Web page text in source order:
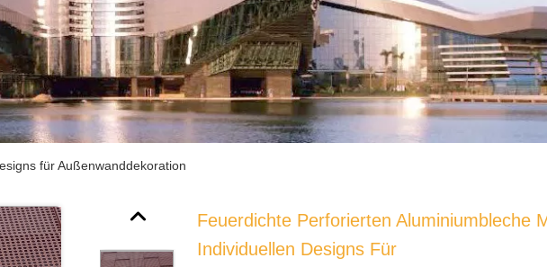
für Außenwanddekoration
Feuerdichte Perforierten Aluminiumbleche
Individuellen Designs Für